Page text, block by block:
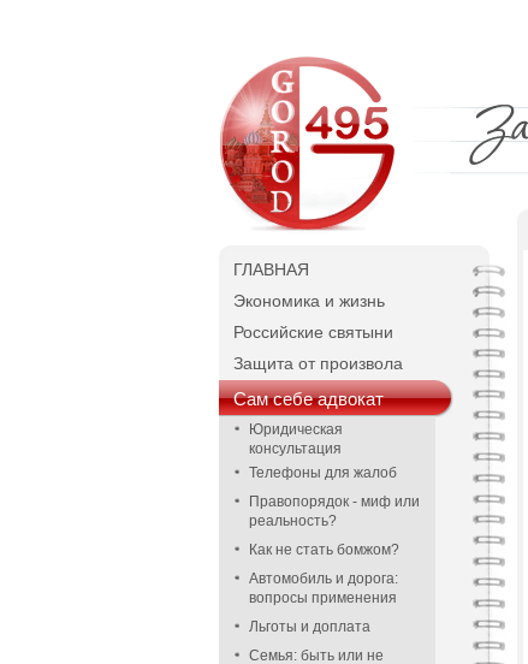
ГЛАВНАЯ
Экономика и жизнь
Российские святыни
Защита от произвола
Сам себе адвокат
Юридическая
консультация
Телефоны для жалоб
Правопорядок - миф или
реальность?
Как не стать бомжом?
Автомобиль и дорога:
вопросы применения
Льготы и доплата
Семья: быть или не